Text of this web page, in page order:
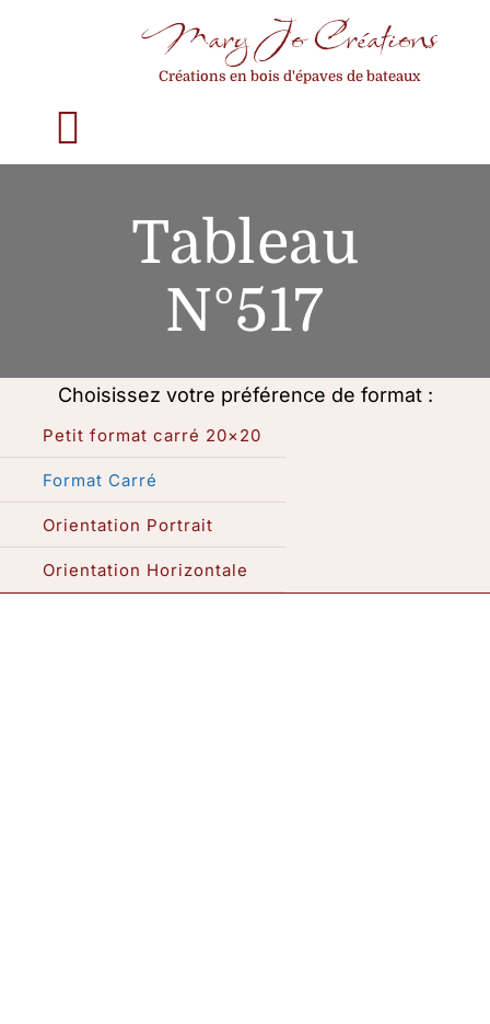
Mary Jo Créations
Créations en bois d'épaves de bateaux
Toggle
Navigation
Choisir son format
Expositions / Atelier
Tableau
N°517
Choisissez votre préférence de format :
Petit format carré 20×20
Format Carré
Orientation Portrait
Orientation Horizontale